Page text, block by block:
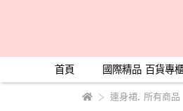
首頁 國際精品 百貨專
連身裙, 所有商品